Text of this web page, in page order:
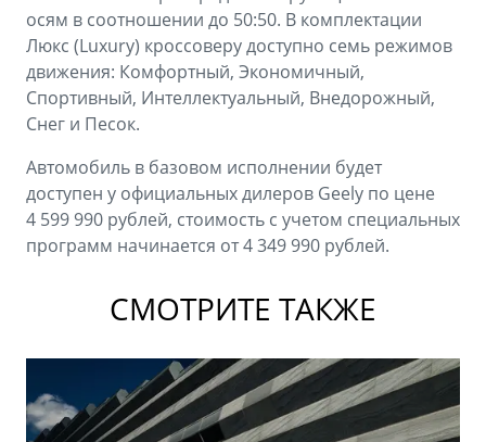
осям в соотношении до 50:50. В комплектации
Люкс (Luxury) кроссоверу доступно семь режимов
движения: Комфортный, Экономичный,
Спортивный, Интеллектуальный, Внедорожный,
Снег и Песок.
Автомобиль в базовом исполнении будет
доступен у официальных дилеров Geely по цене
4 599 990 рублей, стоимость с учетом специальных
программ начинается от 4 349 990 рублей.
СМОТРИТЕ ТАКЖЕ